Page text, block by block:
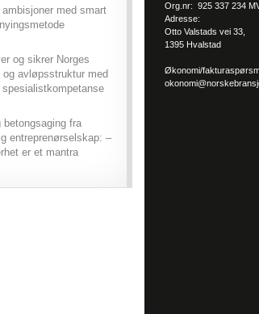
ambisjoner med smart
og sikrer Norges
og avløpsstruktur med
betongsaging fra
entreprenørselskap: –
er et mantra
Org.nr: 925 337 234
Adresse:
Otto Valstads vei 33,
1395 Hvalstad
Økonomi/